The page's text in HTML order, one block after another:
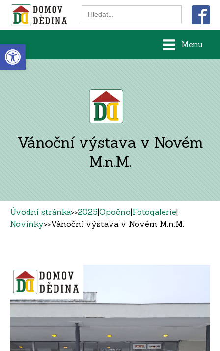
Open toolbar
Search
for:
Menu
Vánoční výstava v Novém
M.n.M.
Úvodní stránka>>2025|Opočno|Fotogalerie|
Novinky>>Vánoční výstava v Novém M.n.M.